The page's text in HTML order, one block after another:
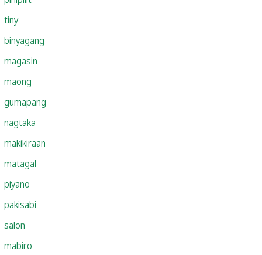
tiny
binyagang
magasin
maong
gumapang
nagtaka
makikiraan
matagal
piyano
pakisabi
salon
mabiro